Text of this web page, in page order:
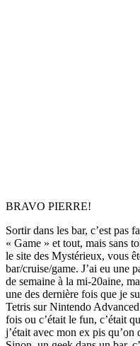
BRAVO PIERRE!
Sortir dans les bar, c’est pas
« Game » et tout, mais sans
le site des Mystérieux, vous
bar/cruise/game. J’ai eu une
de semaine à la mi-20aine,
une des dernière fois que je
Tetris sur Nintendo
fois ou c’était le fun, c’était
j’était avec mon ex pis qu’on